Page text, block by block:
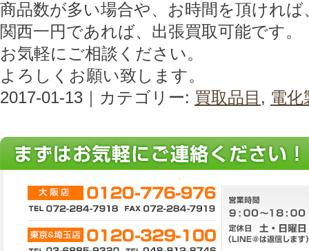
商品数が多い場合や、お時間を頂ければ
関西一円であれば、出張買取可能です。
お気軽にご相談ください。
よろしくお願い致します。
2017-01-13｜カテゴリー: 買取品目 , 電化